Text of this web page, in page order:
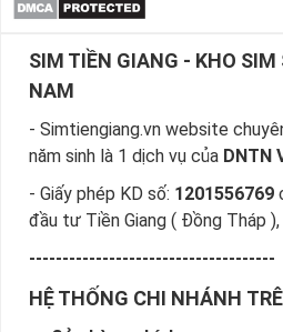
SIM TIỀN GIANG - KHO
NAM
- Simtiengiang.vn website
năm sinh là 1 dịch vụ của DNTN
- Giấy phép KD số: 1201556769
đầu tư Tiền Giang ( Đồng Tháp
-------------------------------------
HỆ THỐNG CHI NHÁNH